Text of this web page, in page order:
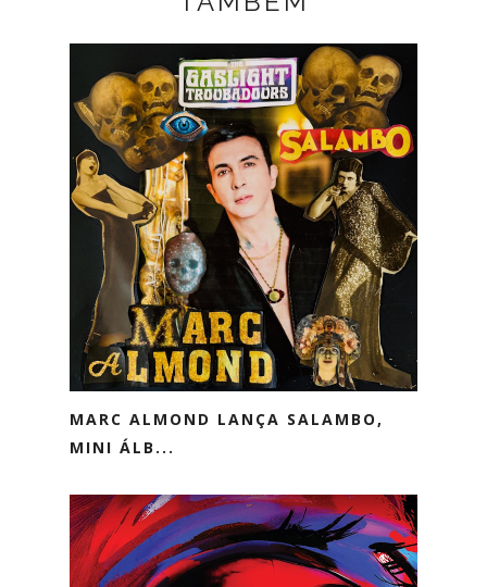
MARC ALMOND LANÇA SALAMBO,
MINI ÁLB...